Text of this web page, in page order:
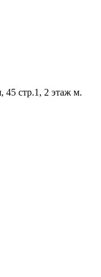
45 стр.1, 2 этаж м.